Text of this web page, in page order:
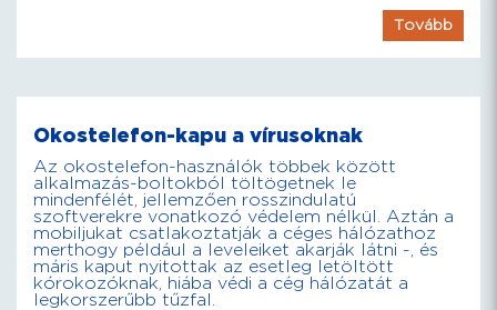
Tovább
Okostelefon-kapu a vírusoknak
Az okostelefon-használók többek között
alkalmazás-boltokból töltögetnek le
mindenfélét, jellemzően rosszindulatú
szoftverekre vonatkozó védelem nélkül. Aztán a
mobiljukat csatlakoztatják a céges hálózathoz
merthogy például a leveleiket akarják látni -, és
máris kaput nyitottak az esetleg letöltött
kórokozóknak, hiába védi a cég hálózatát a
legkorszerűbb tűzfal.